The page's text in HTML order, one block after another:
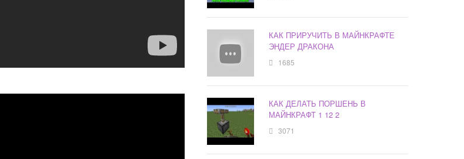
КАК ПРИРУЧИТЬ В МАЙНКРАФТЕ
ЭНДЕР ДРАКОНА
1685
КАК ДЕЛАТЬ ПОРШЕНЬ В
МАЙНКРАФТ 1 12 2
3071